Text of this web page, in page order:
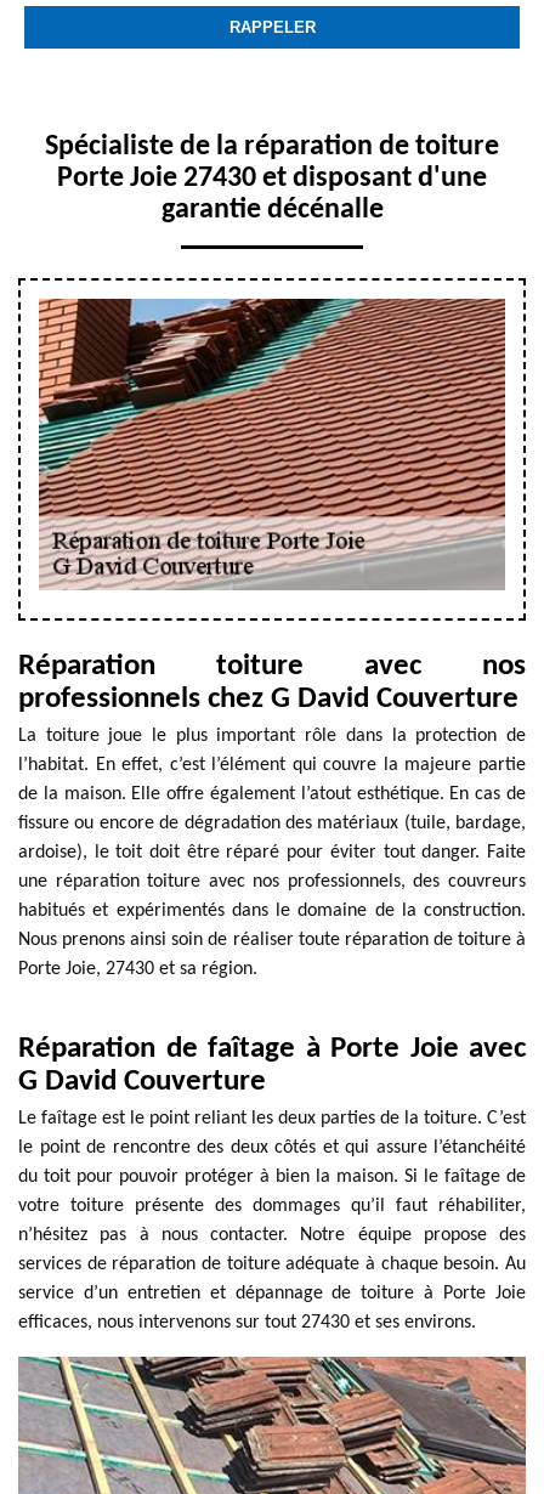
Spécialiste de la réparation de toiture
Porte Joie 27430 et disposant d'une
garantie décénalle
Réparation toiture avec nos
professionnels chez G David Couverture
La toiture joue le plus important rôle dans la protection de
l’habitat. En effet, c’est l’élément qui couvre la majeure partie
de la maison. Elle offre également l’atout esthétique. En cas de
fissure ou encore de dégradation des matériaux (tuile, bardage,
ardoise), le toit doit être réparé pour éviter tout danger. Faite
une réparation toiture avec nos professionnels, des couvreurs
habitués et expérimentés dans le domaine de la construction.
Nous prenons ainsi soin de réaliser toute réparation de toiture à
Porte Joie, 27430 et sa région.
Réparation de faîtage à Porte Joie avec
G David Couverture
Le faîtage est le point reliant les deux parties de la toiture. C’est
le point de rencontre des deux côtés et qui assure l’étanchéité
du toit pour pouvoir protéger à bien la maison. Si le faîtage de
votre toiture présente des dommages qu’il faut réhabiliter,
n’hésitez pas à nous contacter. Notre équipe propose des
services de réparation de toiture adéquate à chaque besoin. Au
service d’un entretien et dépannage de toiture à Porte Joie
efficaces, nous intervenons sur tout 27430 et ses environs.